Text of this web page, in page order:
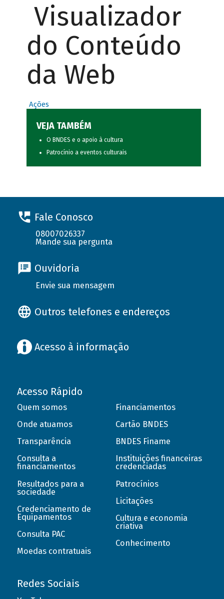
Visualizador
do Conteúdo
da Web
Ações
VEJA TAMBÉM
O BNDES e o apoio à cultura
Patrocínio a eventos culturais
Fale Conosco
08007026337
Mande sua pergunta
Ouvidoria
Envie sua mensagem
Outros telefones e endereços
Acesso à informação
Acesso Rápido
Quem somos
Onde atuamos
Transparência
Consulta a
financiamentos
Resultados para a
sociedade
Credenciamento de
Equipamentos
Consulta PAC
Moedas contratuais
Financiamentos
Cartão BNDES
BNDES Finame
Instituições financeiras
credenciadas
Patrocínios
Licitações
Cultura e economia
criativa
Conhecimento
Redes Sociais